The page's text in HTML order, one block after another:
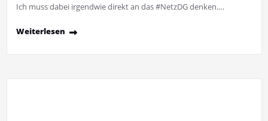
Ich muss dabei irgendwie direkt an das #NetzDG denken.…
Weiterlesen